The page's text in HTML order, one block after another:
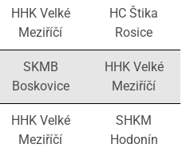
HHK Velké
Meziříčí
HC Štika
Rosice
SKMB
Boskovice
HHK Velké
Meziříčí
HHK Velké
Meziříčí
SHKM
Hodonín